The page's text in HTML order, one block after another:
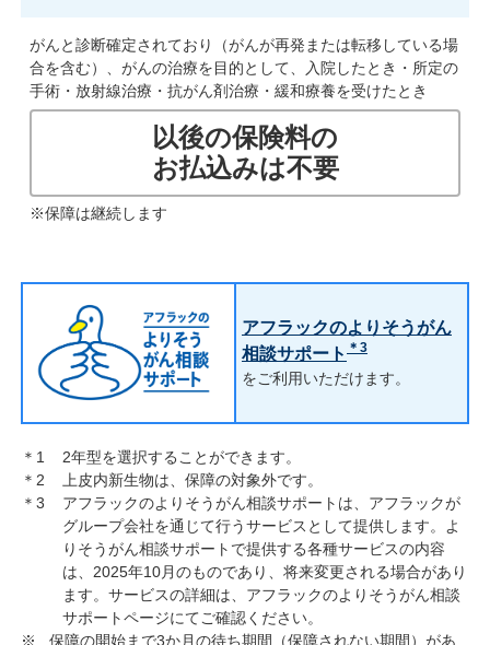
がんと診断確定されており（がんが再発または転移している場
合を含む）、がんの治療を目的として、入院したとき・所定の
手術・放射線治療・抗がん剤治療・緩和療養を受けたとき
以後の保険料の
お払込みは不要
※保障は継続します
アフラックのよりそうがん
相談サポート ＊3
をご利用いただけます。
2年型を選択することができます。
上皮内新生物は、保障の対象外です。
アフラックのよりそうがん相談サポートは、アフラックが
グループ会社を通じて行うサービスとして提供します。よ
りそうがん相談サポートで提供する各種サービスの内容
は、2025年10月のものであり、将来変更される場合があり
ます。サービスの詳細は、アフラックのよりそうがん相談
サポートページにてご確認ください。
保障の開始まで3か月の待ち期間（保障されない期間）があ